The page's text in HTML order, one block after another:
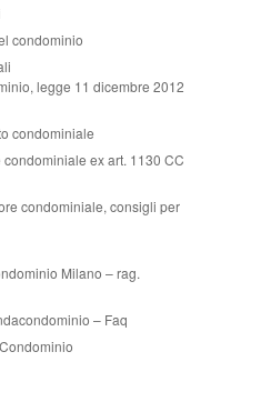
condominio
legge 11 dicembre 2012
condominiale
ex art. 1130 CC
condominiale, consigli per
Milano – rag.
– Faq